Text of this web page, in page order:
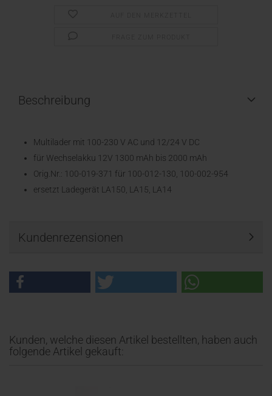
Beschreibung
Multilader mit 100-230 V AC und 12/24 V DC
für Wechselakku 12V 1300 mAh bis 2000 mAh
Orig.Nr.: 100-019-371 für 100-012-130, 100-002-954
ersetzt Ladegerät LA150, LA15, LA14
Kundenrezensionen
Kunden, welche diesen Artikel bestellten, haben auch
folgende Artikel gekauft: